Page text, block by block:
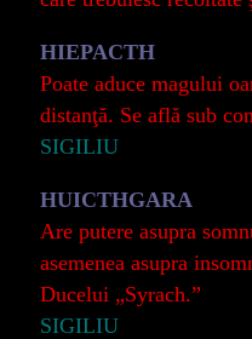
HIEPACTH
Poate aduce magului
distanţă. Se află sub
SIGILIU
HUICTHGARA
Are putere asupra
asemenea asupra
Ducelui „Syrach.”
SIGILIU